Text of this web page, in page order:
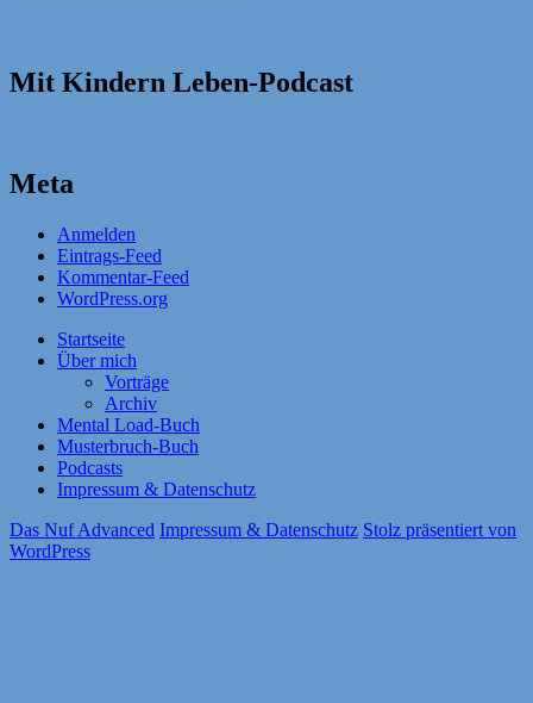
Mit Kindern Leben-Podcast
Meta
Anmelden
Eintrags-Feed
Kommentar-Feed
WordPress.org
Startseite
Über mich
Vorträge
Archiv
Mental Load-Buch
Musterbruch-Buch
Podcasts
Impressum & Datenschutz
Das Nuf Advanced Impressum & Datenschutz Stolz präsentiert von
WordPress